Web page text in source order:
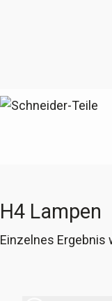
H4 Lampen
Einzelnes Ergebnis